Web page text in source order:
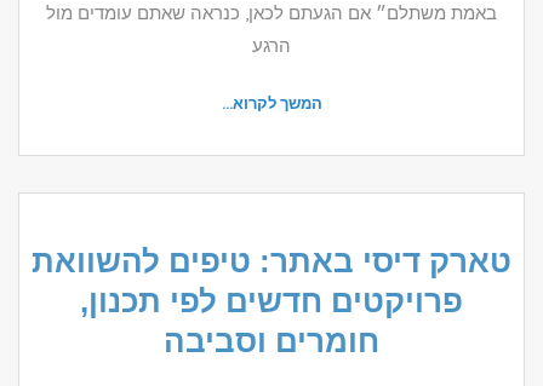
באמת משתלם״ אם הגעתם לכאן, כנראה שאתם עומדים מול
הרגע
המשך לקרוא...
טארק דיסי באתר: טיפים להשוואת
פרויקטים חדשים לפי תכנון,
חומרים וסביבה